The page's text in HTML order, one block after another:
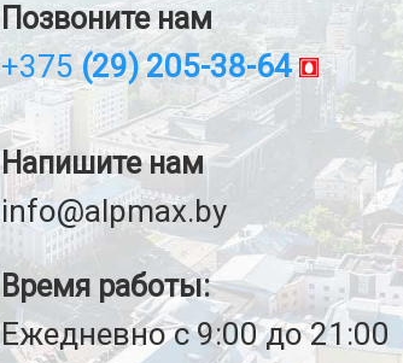
Позвоните нам
+375 (29) 205-38-64
Напишите нам
info@alpmax.by
Время работы:
Ежедневно с 9:00 до 21:00